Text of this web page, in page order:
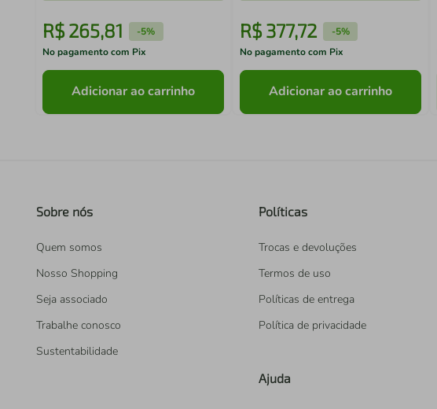
R$ 265,81 -5%
No pagamento com Pix
Adicionar ao carrinho
R$ 377,72 -5%
No pagamento com Pix
Adicionar ao carrinho
Sobre nós
Quem somos
Nosso Shopping
Seja associado
Trabalhe conosco
Sustentabilidade
Políticas
Trocas e devoluções
Termos de uso
Políticas de entrega
Política de privacidade
Ajuda